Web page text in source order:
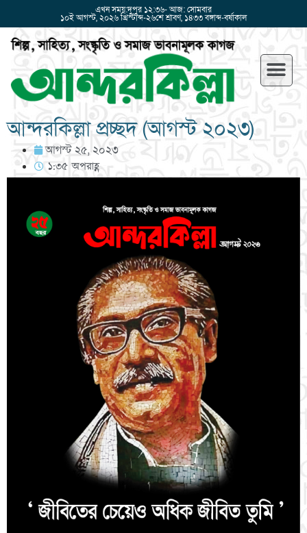
এখন সময়:দুপুর ১২:৩৬- আজ: সোমবার
১০ই আগস্ট, ২০২৬ খ্রিস্টাব্দ-২৬শে শ্রাবণ, ১৪৩৩ বঙ্গাব্দ-বর্ষাকাল
আন্দরকিল্লা প্রচ্ছদ (আগস্ট ২০২৩)
আগস্ট ২৫, ২০২৩
১:৩৫ অপরাহ্ণ